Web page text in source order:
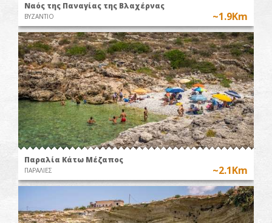
Ναός της Παναγίας της Βλαχέρνας
ΒΥΖΑΝΤΙΟ ~1.9Km
Παραλία Κάτω Μέζαπος
ΠΑΡΑΛΙΕΣ ~2.1Km